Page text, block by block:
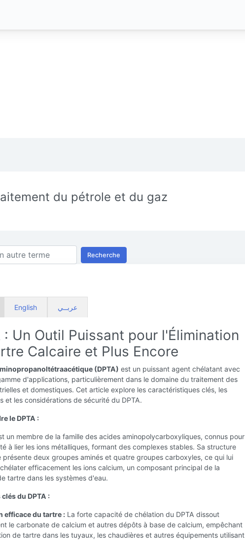
du pétrole et du gaz
Recherche
English عربــي
: Un Outil Puissant pour l'Élimination
Calcaire et Plus Encore
(DPTA) est un puissant agent chélatant avec
d'applications, particulièrement dans le domaine du traitement des
et domestiques. Cet article explore les caractéristiques clés, les
et les considérations de sécurité du DPTA.
le DPTA :
un membre de la famille des acides aminopolycarboxyliques, connus pour
à lier les ions métalliques, formant des complexes stables. Sa structure
présente deux groupes aminés et quatre groupes carboxyles, ce qui lui
efficacement les ions calcium, un composant principal de la
tartre dans les systèmes d'eau.
du DPTA :
efficace du tartre : La forte capacité de chélation du DPTA dissout
le carbonate de calcium et autres dépôts à base de calcium, empêchant
de tartre dans les tuyaux, les chaudières et autres équipements utilisant